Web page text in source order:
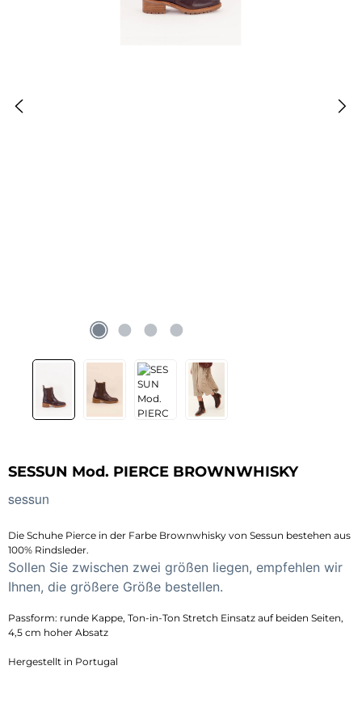
SESSUN Mod. PIERCE BROWNWHISKY
sessun
Die Schuhe Pierce in der Farbe Brownwhisky von Sessun bestehen aus
100% Rindsleder.
Sollen Sie zwischen zwei größen liegen, empfehlen wir
Ihnen, die größere Größe bestellen.
Passform: runde Kappe, Ton-in-Ton Stretch Einsatz auf beiden Seiten,
4,5 cm hoher Absatz
Hergestellt in Portugal